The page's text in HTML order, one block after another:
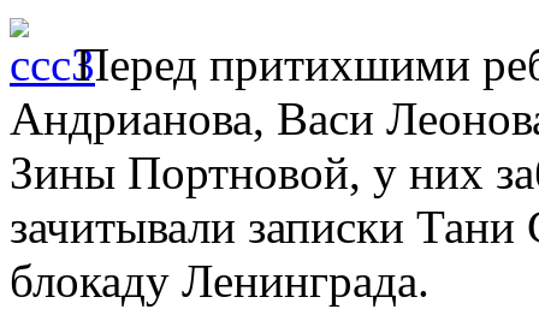
Перед притихшими
Андрианова, Васи
Зины Портновой, у них
зачитывали записки
блокаду Ленинграда.